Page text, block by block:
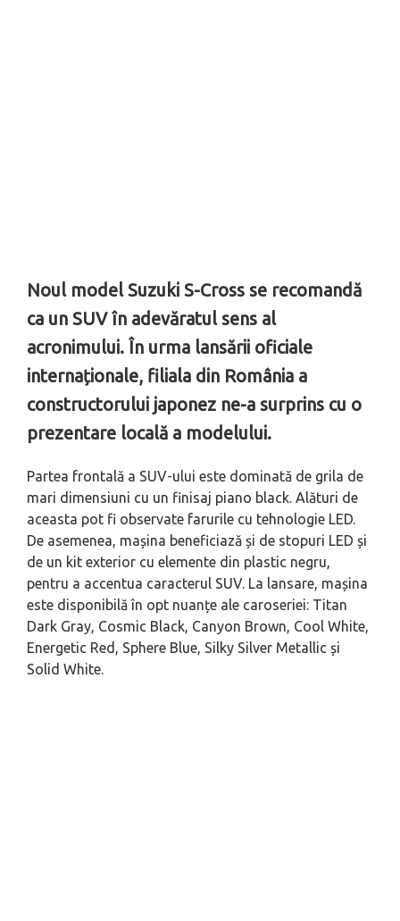
Noul model Suzuki S-Cross se recomandă
ca un SUV în adevăratul sens al
acronimului. În urma lansării oficiale
internaționale, filiala din România a
constructorului japonez ne-a surprins cu o
prezentare locală a modelului.
Partea frontală a SUV-ului este dominată de grila de
mari dimensiuni cu un finisaj piano black. Alături de
aceasta pot fi observate farurile cu tehnologie LED.
De asemenea, mașina beneficiază și de stopuri LED și
de un kit exterior cu elemente din plastic negru,
pentru a accentua caracterul SUV. La lansare, mașina
este disponibilă în opt nuanțe ale caroseriei: Titan
Dark Gray, Cosmic Black, Canyon Brown, Cool White,
Energetic Red, Sphere Blue, Silky Silver Metallic și
Solid White.